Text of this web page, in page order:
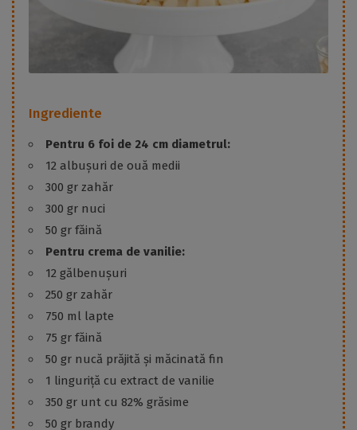
Ingrediente
Pentru 6 foi de 24 cm diametrul:
12 albușuri de ouă medii
300 gr zahăr
300 gr nuci
50 gr făină
Pentru crema de vanilie:
12 gălbenușuri
250 gr zahăr
750 ml lapte
75 gr făină
50 gr nucă prăjită și măcinată fin
1 linguriță cu extract de vanilie
350 gr unt cu 82% grăsime
50 gr brandy